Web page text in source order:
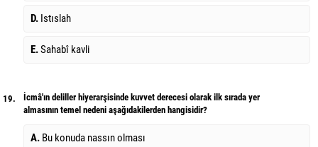
D. Istıslah
E.Sahabî kavli
19.
İcmâ'ın deliller hiyerarşisinde kuvvet derecesi olarak ilk sırada yer
almasının temel nedeni aşağıdakilerden hangisidir?
A. Bu konuda nassın olması